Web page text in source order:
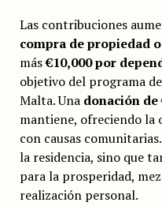
Las contribuciones
compra de propiedad
más€10,000 por
objetivo del programa
Malta. Una donación de
mantiene, ofreciendo la
con causas
la residencia, sino que
para la prosperidad,
realización personal.